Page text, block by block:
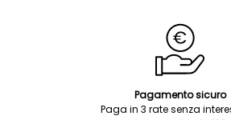
Pagamento sicuro
Paga in 3 rate senza